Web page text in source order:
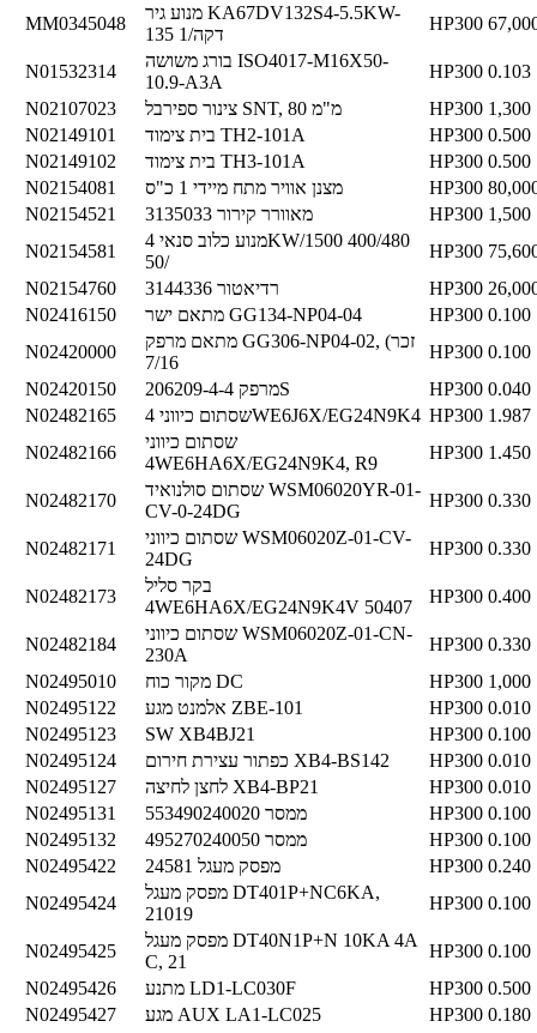
MM0345048
מנוע גיר KA67DV132S4-5.5KW-
135 1/דקה
HP300
N01532314
בורג משושה ISO4017-M16X50-
10.9-A3A
HP300 0.103
N02107023
צינור ספירבל SNT, 80 מ"מ HP300 1,300
N02149101
בית צימוד TH2-101A HP300 0.500
N02149102
בית צימוד TH3-101A HP300 0.500
N02154081
מצנן אוויר מתח מיידי 1 כ"ס HP300
N02154521
מאוורר קירור 3135033 HP300 1,500
N02154581
מנוע כלוב סנאי 4KW/1500 400/480
50/
HP300
N02154760
רדיאטור 3144336 HP300
N02416150
מתאם ישר GG134-NP04-04 HP300 0.100
N02420000
מתאם מרפק GG306-NP04-02, (זכר
7/16
HP300 0.100
N02420150
מרפק 206209-4-4S HP300 0.040
N02482165
שסתום כיווני 4WE6J6X/EG24N9K4 HP300 1.987
N02482166
שסתום כיווני
4WE6HA6X/EG24N9K4, R9
HP300 1.450
N02482170
שסתום סולנואיד WSM06020YR-01-
CV-0-24DG
HP300 0.330
N02482171
שסתום כיווני WSM06020Z-01-CV-
24DG
HP300 0.330
N02482173
בקר סליל
4WE6HA6X/EG24N9K4V 50407
HP300 0.400
N02482184
שסתום כיווני WSM06020Z-01-CN-
230A
HP300 0.330
N02495010
מקור כוח DC HP300 1,000
N02495122
אלמנט מגע ZBE-101 HP300 0.010
N02495123
SW XB4BJ21 HP300 0.100
N02495124
כפתור עצירת חירום XB4-BS142 HP300 0.010
N02495127
לחצן לחיצה XB4-BP21 HP300 0.010
N02495131
ממסר 553490240020 HP300 0.100
N02495132
ממסר 495270240050 HP300 0.100
N02495422
מפסק מעגל 24581 HP300 0.240
N02495424
מפסק מעגל DT401P+NC6KA,
21019
HP300 0.100
N02495425
מפסק מעגל DT40N1P+N 10KA 4A
C, 21
HP300 0.100
N02495426
מתנע LD1-LC030F HP300 0.500
N02495427
מגע AUX LA1-LC025 HP300 0.180